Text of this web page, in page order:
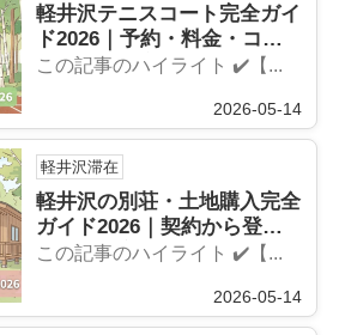
軽井沢テニスコート完全ガイ
ド2026｜予約・料金・コー
ス選びを徹底解説
この記事のハイライト ✔️【...
2026-05-14
軽井沢滞在
軽井沢の別荘・土地購入完全
ガイド2026｜契約から登記
まで専門家が解説
この記事のハイライト ✔️【...
2026-05-14